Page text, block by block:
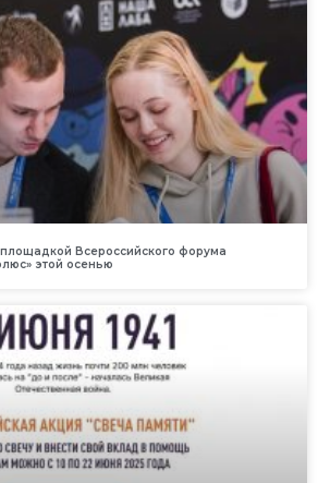
площадкой Всероссийского форума
этой осенью